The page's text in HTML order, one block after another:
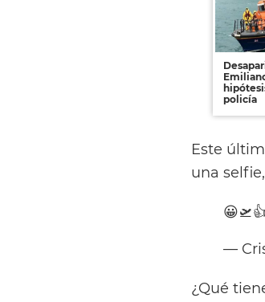
policía
Este
una
—
¿Qué